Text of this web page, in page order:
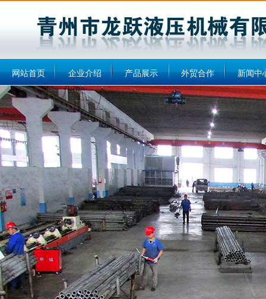
网站首页 企业介绍 产品展示 外贸合作 新闻中